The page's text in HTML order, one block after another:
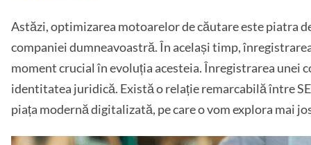
Astăzi, optimizarea motoarelor de căutare este piatra
companiei dumneavoastră. În același timp,
moment crucial în evoluția acesteia. Înregistrarea unei
identitatea juridică. Există o relație remarcabilă între
piața modernă digitalizată, pe care o vom explora mai